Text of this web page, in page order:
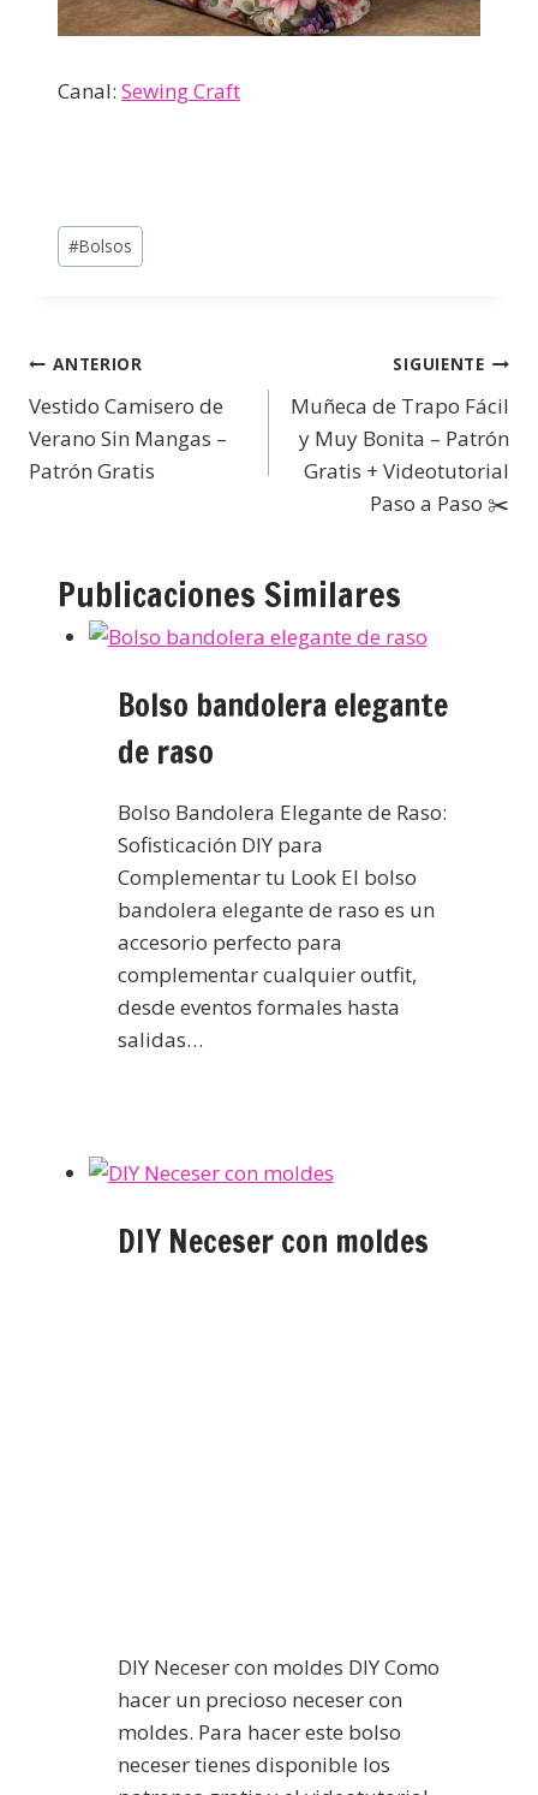
Canal: Sewing Craft
#Bolsos
ANTERIOR
Vestido Camisero de
Verano Sin Mangas –
Patrón Gratis
SIGUIENTE
Muñeca de Trapo Fácil
y Muy Bonita – Patrón
Gratis + Videotutorial
Paso a Paso ✂️
Publicaciones Similares
Bolso bandolera elegante
de raso
Bolso Bandolera Elegante de Raso:
Sofisticación DIY para
Complementar tu Look El bolso
bandolera elegante de raso es un
accesorio perfecto para
complementar cualquier outfit,
desde eventos formales hasta
salidas…
DIY Neceser con moldes
DIY Neceser con moldes DIY Como
hacer un precioso neceser con
moldes. Para hacer este bolso
neceser tienes disponible los